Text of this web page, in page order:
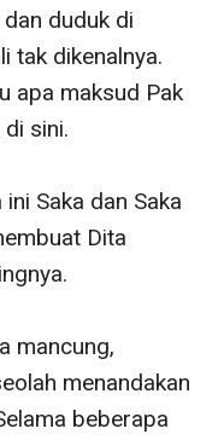
duduk di
tak dikenalnya.
apa maksud Pak
sini.
Saka dan Saka
Dita
mancung,
menandakan
beberapa